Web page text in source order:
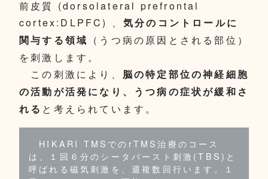
前皮質 (dorsolateral prefrontal
cortex:DLPFC) 、
気分のコントロールに
関与する領域
（うつ病の原因とされる部位）
を刺激します。
この刺激により、
脳の特定部位の神経細胞
の活動が活発になり、うつ病の症状が緩和さ
れる と考えられています。
HIKARI TMSでのrTMS治療のコース
は、１回６分のシータバースト刺激(TBS)と
呼ばれる磁気刺激を、週複数回行います。１